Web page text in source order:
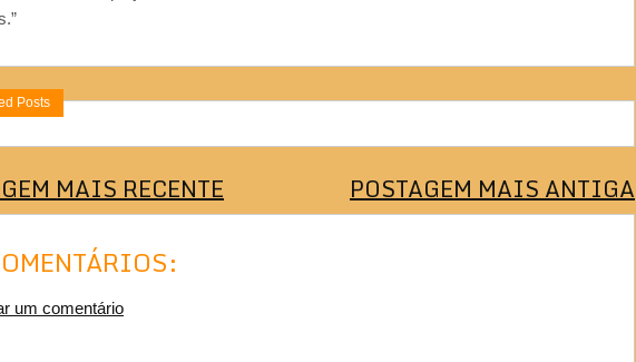
Posts
MAIS RECENTE POSTAGEM MAIS ANTIGA
um comentário